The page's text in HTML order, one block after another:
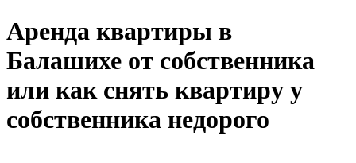
Аренда квартиры в
Балашихе от собственника
или как снять квартиру у
собственника недорого